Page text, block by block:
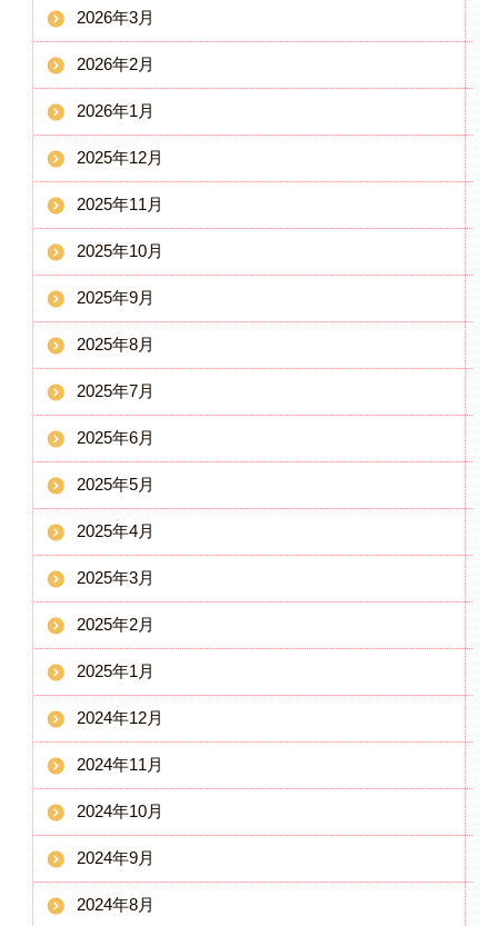
2026年3月
2026年2月
2026年1月
2025年12月
2025年11月
2025年10月
2025年9月
2025年8月
2025年7月
2025年6月
2025年5月
2025年4月
2025年3月
2025年2月
2025年1月
2024年12月
2024年11月
2024年10月
2024年9月
2024年8月